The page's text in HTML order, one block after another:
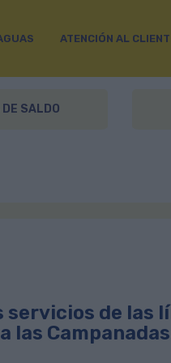
ATENCIÓN AL
SALDO
de las
las